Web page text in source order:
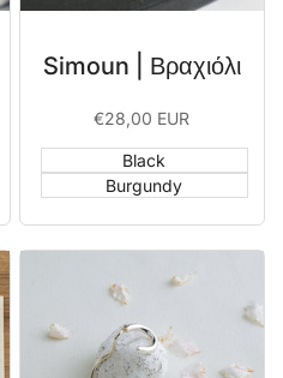
Simoun | Βραχιόλι
Sale
price
€28,00 EUR
Black
Burgundy